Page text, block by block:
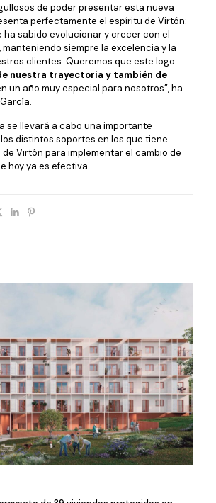
de poder presentar esta nueva
perfectamente el espíritu de Virtón:
ha sabido evolucionar y crecer con el
manteniendo siempre la excelencia y la
clientes. Queremos que este logo
nuestra trayectoria y también de
un año muy especial para nosotros”, ha
se llevará a cabo una importante
distintos soportes en los que tiene
Virtón para implementar el cambio de
hoy ya es efectiva.